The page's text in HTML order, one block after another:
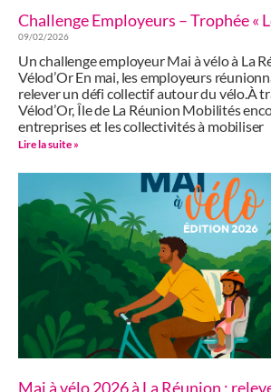
Challenge Employeurs – Trophée «
09/02/2026
Un challenge employeur Mai à vélo à La
Vélod’Or En mai, les employeurs
relever un défi collectif autour du vélo.À
Vélod’Or, Île de La Réunion Mobilités
entreprises et les collectivités à mobiliser
Lire la suite »
Mai à vélo 2026 à La Réunion :